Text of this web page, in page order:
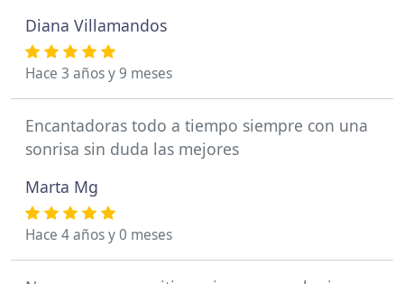
Diana Villamandos
Hace 3 años y 9 meses
Encantadoras todo a tiempo siempre con una
sonrisa sin duda las mejores
Marta Mg
Hace 4 años y 0 meses